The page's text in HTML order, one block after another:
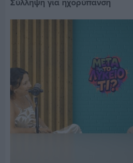
Σύλληψη για ηχορύπανση